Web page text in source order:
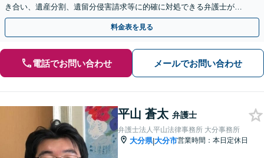
き合い、遺産分割、遺留分侵害請求等に的確に対処できる弁護士が迅
速な解決を目指します。
料金表を見る
電話でお問い合わせ メールでお問い合わせ
平山 蒼太 弁護士
弁護士法人平山法律事務所 大分事務所
大分県|大分市営業時間：本日定休日